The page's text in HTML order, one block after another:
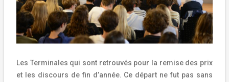
Les Terminales qui sont retrouvés pour la remise des prix
et les discours de fin d’année. Ce départ ne fut pas sans